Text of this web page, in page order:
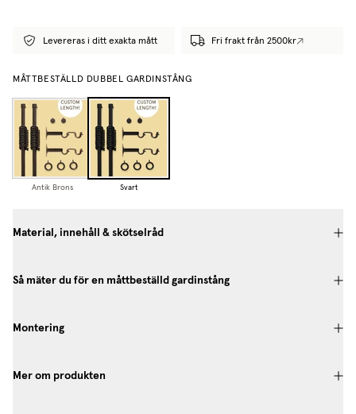
Levereras i ditt exakta mått Fri frakt från 2500kr
MÅTTBESTÄLLD DUBBEL GARDINSTÅNG
Antik Brons Svart
Material, innehåll & skötselråd
Så mäter du för en måttbeställd gardinstång
Montering
Mer om produkten